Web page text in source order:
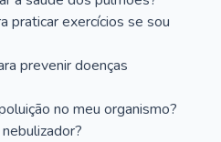
praticar exercícios se sou
prevenir doenças
no meu organismo?